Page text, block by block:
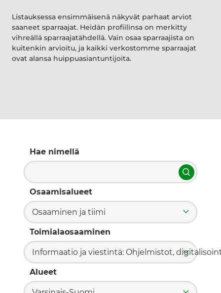
Listauksessa ensimmäisenä näkyvät parhaat arviot
saaneet sparraajat. Heidän profiilinsa on merkitty
vihreällä sparraajatähdellä. Vain osaa sparraajista on
kuitenkin arvioitu, ja kaikki verkostomme sparraajat
ovat alansa huippuasiantuntijoita.
Hae nimellä
Hae
Osaamisalueet
Osaaminen ja tiimi
Toimialaosaaminen
Informaatio ja viestintä: Ohjelmistot,
Alueet